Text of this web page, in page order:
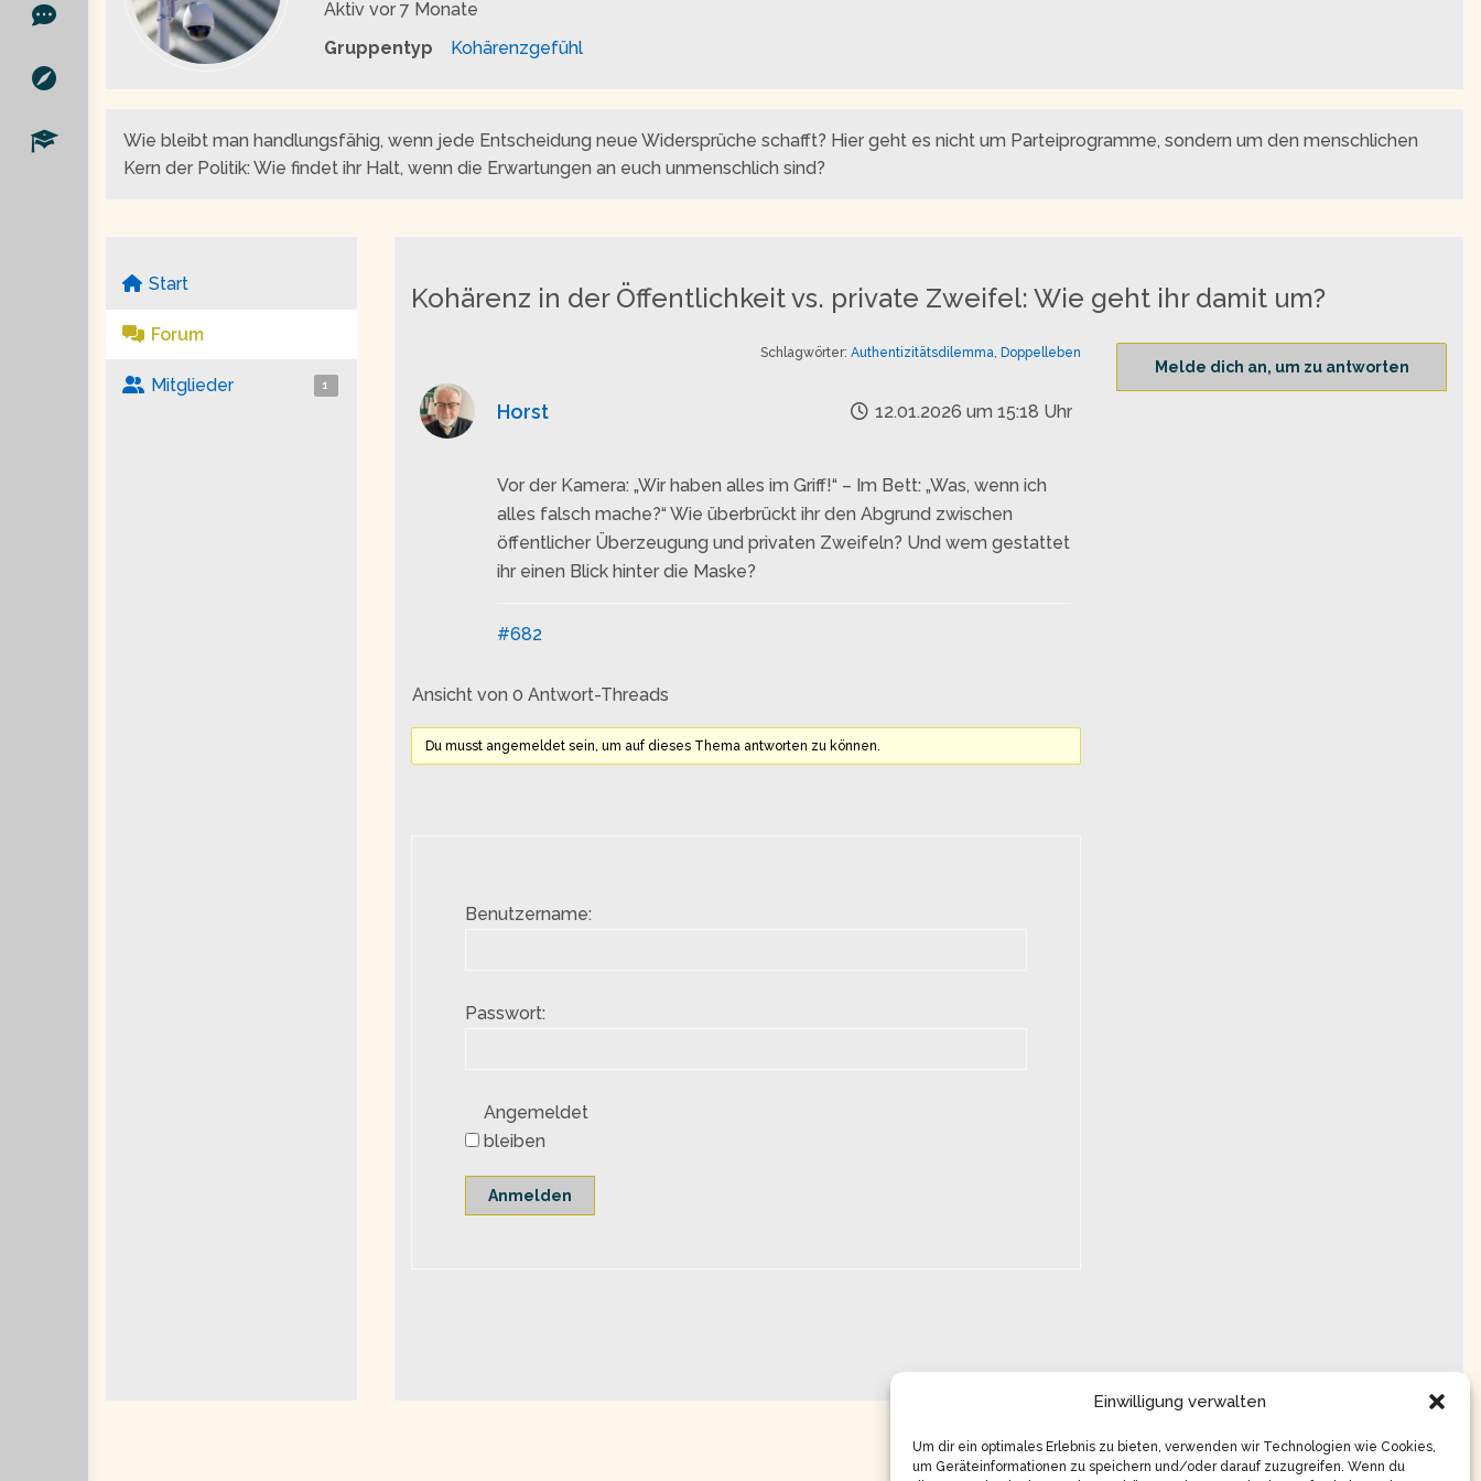
Einwilligung verwalten
Um dir ein optimales Erlebnis zu bieten, verwenden wir Technologien wie Cookies,
um Geräteinformationen zu speichern und/oder darauf zuzugreifen. Wenn du
Aktiv vor 7 Monate
Gruppentyp
Kohärenzgefühl
Wie bleibt man handlungsfähig, wenn jede Entscheidung neue Widersprüche schafft? Hier geht es nicht um Parteiprogramme, sondern um den menschlichen
Kern der Politik: Wie findet ihr Halt, wenn die Erwartungen an euch unmenschlich sind?
Start
Forum
Mitglieder 1
Kohärenz in der Öffentlichkeit vs. private Zweifel: Wie geht ihr damit um?
Schlagwörter: Authentizitätsdilemma, Doppelleben
Horst 12.01.2026 um 15:18 Uhr
Vor der Kamera: „Wir haben alles im Griff!“ – Im Bett: „Was, wenn ich
alles falsch mache?“ Wie überbrückt ihr den Abgrund zwischen
öffentlicher Überzeugung und privaten Zweifeln? Und wem gestattet
ihr einen Blick hinter die Maske?
#682
Ansicht von 0 Antwort-Threads
Du musst angemeldet sein, um auf dieses Thema antworten zu können.
Benutzername:
Passwort:
Angemeldet
bleiben
Anmelden
Melde dich an, um zu antworten